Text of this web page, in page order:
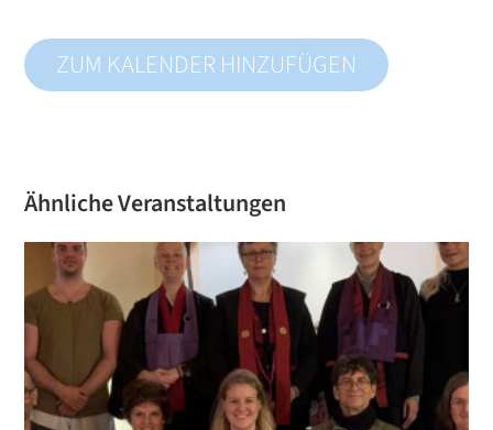
ZUM KALENDER HINZUFÜGEN
Ähnliche Veranstaltungen